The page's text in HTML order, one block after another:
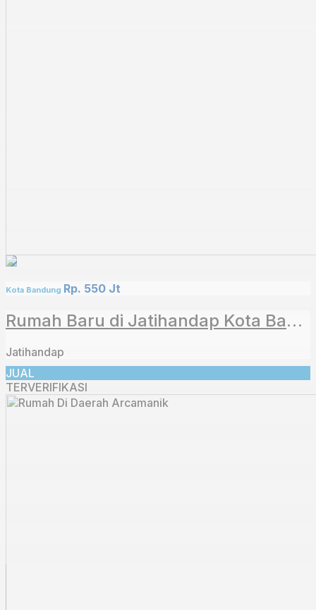
Kota Bandung Rp. 550 Jt
Rumah Baru di Jatihandap Kota Bandung
Jatihandap
JUAL
TERVERIFIKASI